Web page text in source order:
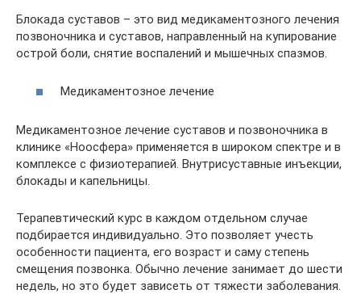
Блокада суставов – это вид медикаментозного лечения
позвоночника и суставов, направленный на купирование
острой боли, снятие воспалений и мышечных спазмов.
Медикаментозное лечение
Медикаментозное лечение суставов и позвоночника в
клинике «Ноосфера» применяется в широком спектре и в
комплексе с физиотерапией. Внутрисуставные инъекции,
блокады и капельницы.
Терапевтический курс в каждом отдельном случае
подбирается индивидуально. Это позволяет учесть
особенности пациента, его возраст и саму степень
смещения позвонка. Обычно лечение занимает до шести
недель, но это будет зависеть от тяжести заболевания.